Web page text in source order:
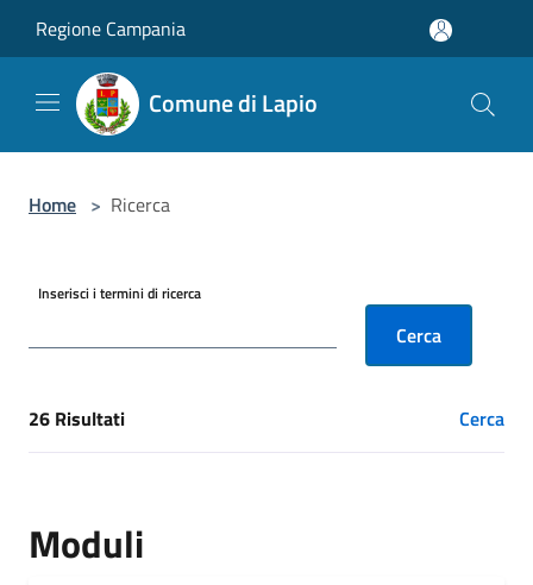
Regione Campania
Comune di Lapio
Home > Ricerca
Inserisci i termini di ricerca
Cerca
[results] Risultati
26 Risultati Cerca
Moduli